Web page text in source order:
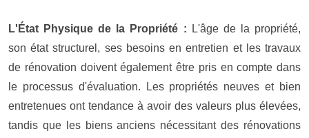
L'État Physique de la Propriété : L'âge de la propriété,
son état structurel, ses besoins en entretien et les travaux
de rénovation doivent également être pris en compte dans
le processus d'évaluation. Les propriétés neuves et bien
entretenues ont tendance à avoir des valeurs plus élevées,
tandis que les biens anciens nécessitant des rénovations